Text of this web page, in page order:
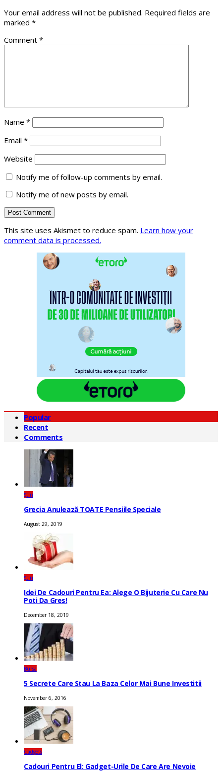
Your email address will not be published. Required fields are
marked *
Comment *
Name *
Email *
Website
Notify me of follow-up comments by email.
Notify me of new posts by email.
This site uses Akismet to reduce spam. Learn how your
comment data is processed.
Popular
Recent
Comments
Știri
Grecia Anulează TOATE Pensiile Speciale
August 29, 2019
Știri
Idei De Cadouri Pentru Ea: Alege O Bijuterie Cu Care Nu
Poti Da Gres!
December 18, 2019
Bursa
5 Secrete Care Stau La Baza Celor Mai Bune Investitii
November 6, 2016
Gadgets
Cadouri Pentru El: Gadget-Urile De Care Are Nevoie